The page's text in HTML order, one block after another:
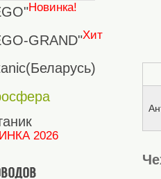
Новинка!
GRAND"Хит
2026